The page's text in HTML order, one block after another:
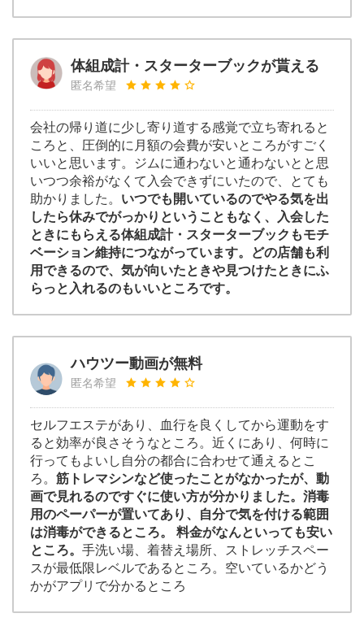
体組成計・スターターブックが貰える
匿名希望
会社の帰り道に少し寄り道する感覚で立ち寄れると
ころと、圧倒的に月額の会費が安いところがすごく
いいと思います。ジムに通わないと通わないとと思
いつつ余裕がなくて入会できずにいたので、とても
助かりました。 いつでも開いているのでやる気を出
したら休みでがっかりということもなく、入会した
ときにもらえる体組成計・スターターブックもモチ
ベーション維持につながっています。どの店舗も利
用できるので、気が向いたときや見つけたときにふ
らっと入れるのもいいところです。
ハウツー動画が無料
匿名希望
セルフエステがあり、血行を良くしてから運動をす
ると効率が良さそうなところ。近くにあり、何時に
行ってもよいし自分の都合に合わせて通えるとこ
ろ。 筋トレマシンなど使ったことがなかったが、動
画で見れるのですぐに使い方が分かりました。消毒
用のペーパーが置いてあり、自分で気を付ける範囲
は消毒ができるところ。 料金がなんといっても安い
ところ。 手洗い場、着替え場所、ストレッチスペー
スが最低限レベルであるところ。空いているかどう
かがアプリで分かるところ